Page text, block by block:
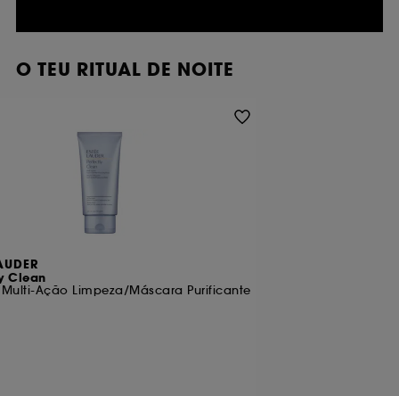
O TEU RITUAL DE NOITE
Clean
Ação Limpeza/Máscara Purificante